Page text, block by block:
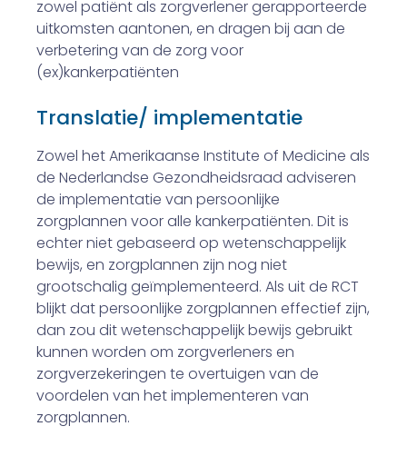
zowel patiënt­ als zorgverlener gerapporteerde
uitkomsten aantonen, en dragen bij aan de
verbetering van de zorg voor
(ex­)kankerpatiënten
Translatie/ implementatie
Zowel het Amerikaanse Institute of Medicine als
de Nederlandse Gezondheidsraad adviseren
de implementatie van persoonlijke
zorgplannen voor alle kankerpatiënten. Dit is
echter niet gebaseerd op wetenschappelijk
bewijs, en zorg­plannen zijn nog niet
grootschalig geïmplementeerd. Als uit de RCT
blijkt dat persoonlijke zorgplannen effectief zijn,
dan zou dit wetenschappelijk bewijs gebruikt
kunnen worden om zorgverleners en
zorgverzekeringen te overtuigen van de
voordelen van het implementeren van
zorgplannen.